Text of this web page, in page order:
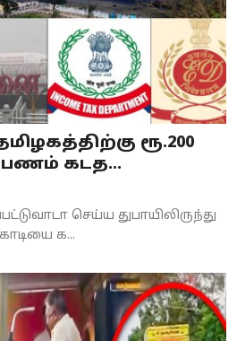
ரூ.200
கடத...
செய்ய துபாயிலிருந்து
க...